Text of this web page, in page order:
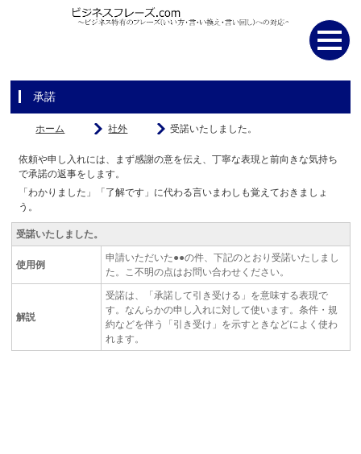
承諾
ホーム 社外 受諾いたしました。
依頼や申し入れには、まず感謝の意を伝え、丁寧な表現と前向きな気持ち
で承諾の返事をします。
「わかりました」「了解です」に代わる言いまわしも覚えておきましょ
う。
受諾いたしました。
使用例
申請いただいた●●の件、下記のとおり受諾いたしまし
た。こ不明の点はお問い合わせください。
解説
受諾は、「承諾して引き受ける」を意味する表現で
す。なんらかの申し入れに対して使います。条件・規
約などを伴う「引き受け」を示すときなどによく使わ
れます。